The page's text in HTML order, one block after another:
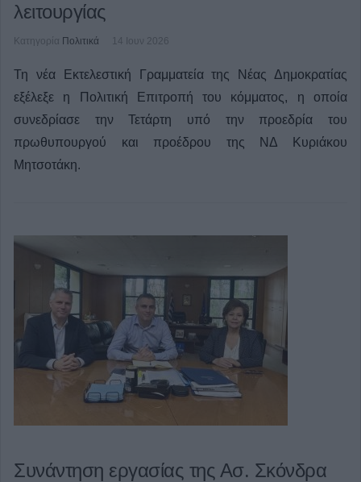
λειτουργίας
Κατηγορία Πολιτικά 14 Ιουν 2026
Τη νέα Εκτελεστική Γραμματεία της Νέας Δημοκρατίας
εξέλεξε η Πολιτική Επιτροπή του κόμματος, η οποία
συνεδρίασε την Τετάρτη υπό την προεδρία του
πρωθυπουργού και προέδρου της ΝΔ Κυριάκου
Μητσοτάκη.
Συνάντηση εργασίας της Ασ. Σκόνδρα